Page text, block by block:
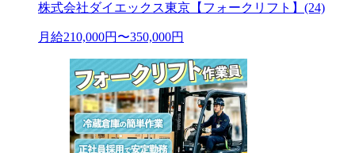
株式会社ダイエックス東京【フォークリフト】(24)
月給210,000円〜350,000円